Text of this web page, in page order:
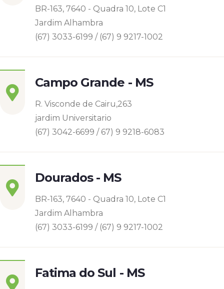
BR-163, 7640 - Quadra 10, Lote C1
Jardim Alhambra
(67) 3033-6199 / (67) 9 9217-1002
Campo Grande - MS
R. Visconde de Cairu,263
jardim Universitario
(67) 3042-6699 / 67) 9 9218-6083
Dourados - MS
BR-163, 7640 - Quadra 10, Lote C1
Jardim Alhambra
(67) 3033-6199 / (67) 9 9217-1002
Fatima do Sul - MS